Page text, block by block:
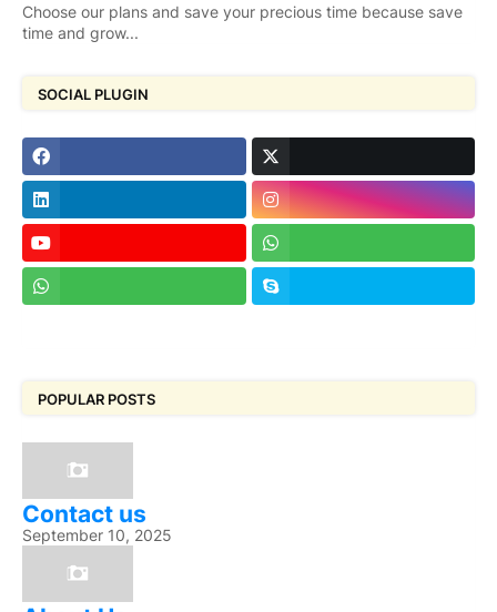
Choose our plans and save your precious time because save
time and grow...
SOCIAL PLUGIN
POPULAR POSTS
Contact us
September 10, 2025